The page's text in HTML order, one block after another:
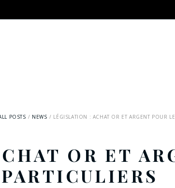
POSTS NEWS LÉGISLATION : ACHAT OR ET ARGENT POUR
OR ET
PARTICULIERS